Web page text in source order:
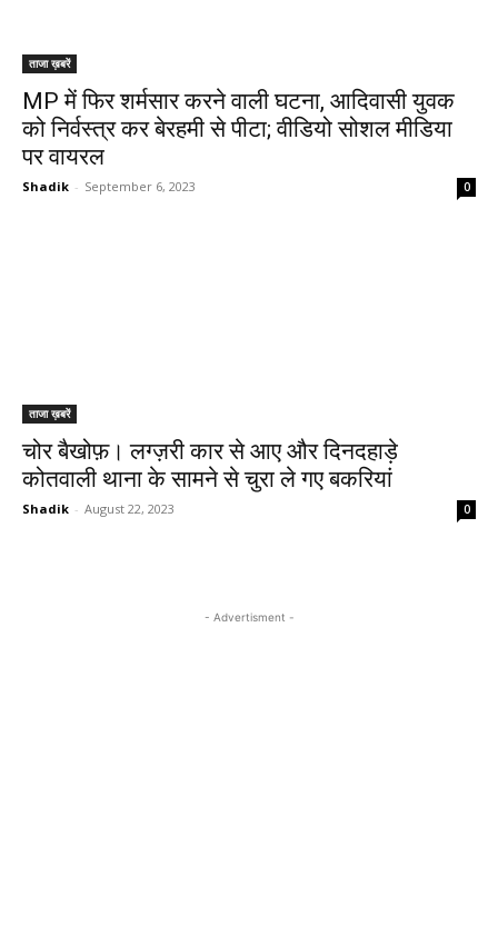
ताजा ख़बरें
MP में फिर शर्मसार करने वाली घटना, आदिवासी युवक
को निर्वस्त्र कर बेरहमी से पीटा; वीडियो सोशल मीडिया
पर वायरल
Shadik - September 6, 2023 0
ताजा ख़बरें
चोर बैखोफ़। लग्ज़री कार से आए और दिनदहाड़े
कोतवाली थाना के सामने से चुरा ले गए बकरियां
Shadik - August 22, 2023 0
- Advertisment -